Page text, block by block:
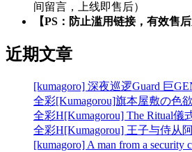
间留言，上线即售后）
【PS：防止滥用链接，有效售后
近期文章
[kumagoro] 深夜巡逻Guard 巨
全彩[Kumagorou]旗本屋敷の色
全彩H[Kumagorou] The Ritual儀
全彩H[Kumagorou] 王子与侍从
[kumagoro] A man from a security